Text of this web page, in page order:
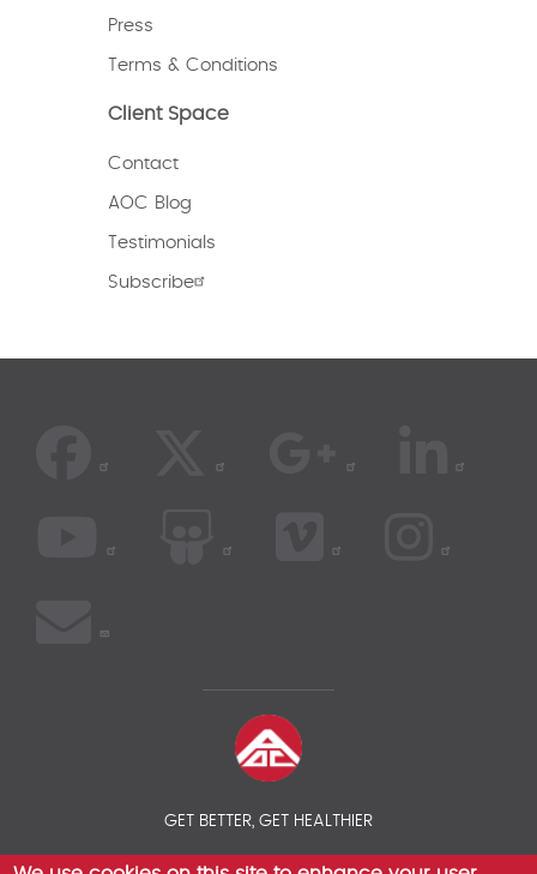
Press
Terms & Conditions
Client Space
Contact
AOC Blog
Testimonials
Subscribe
GET BETTER, GET HEALTHIER